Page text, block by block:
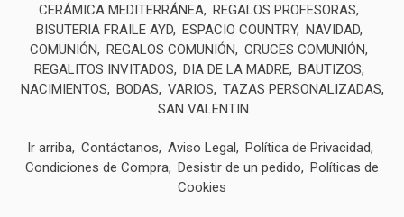
CERÁMICA MEDITERRÁNEA
REGALOS PROFESORAS
BISUTERIA FRAILE AYD
ESPACIO COUNTRY
NAVIDAD
COMUNIÓN
REGALOS COMUNIÓN
CRUCES COMUNIÓN
REGALITOS INVITADOS
DIA DE LA MADRE
BAUTIZOS
NACIMIENTOS
BODAS VARIOS
TAZAS PERSONALIZADAS
SAN VALENTIN
Ir arriba Contáctanos Aviso Legal
Política de Privacidad
Condiciones de Compra
Desistir de un pedido
Políticas de
Cookies